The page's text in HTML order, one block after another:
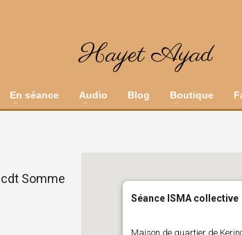
Hayet Ayad
En séance Audio Blog Boutique
Séance ISMA collective
Maison de quartier de
Somme